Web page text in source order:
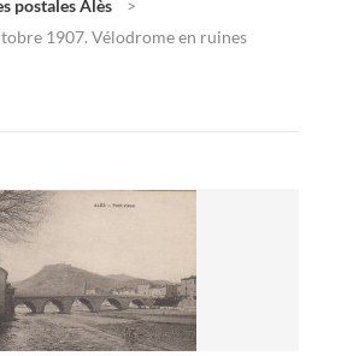
postales Alès
1907. Vélodrome en ruines